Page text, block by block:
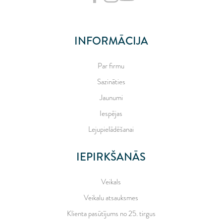
INFORMĀCIJA
Par firmu
Sazināties
Jaunumi
Iespējas
Lejupielādēšanai
IEPIRKŠANĀS
Veikals
Veikalu atsauksmes
Klienta pasūtījums no 25. tirgus